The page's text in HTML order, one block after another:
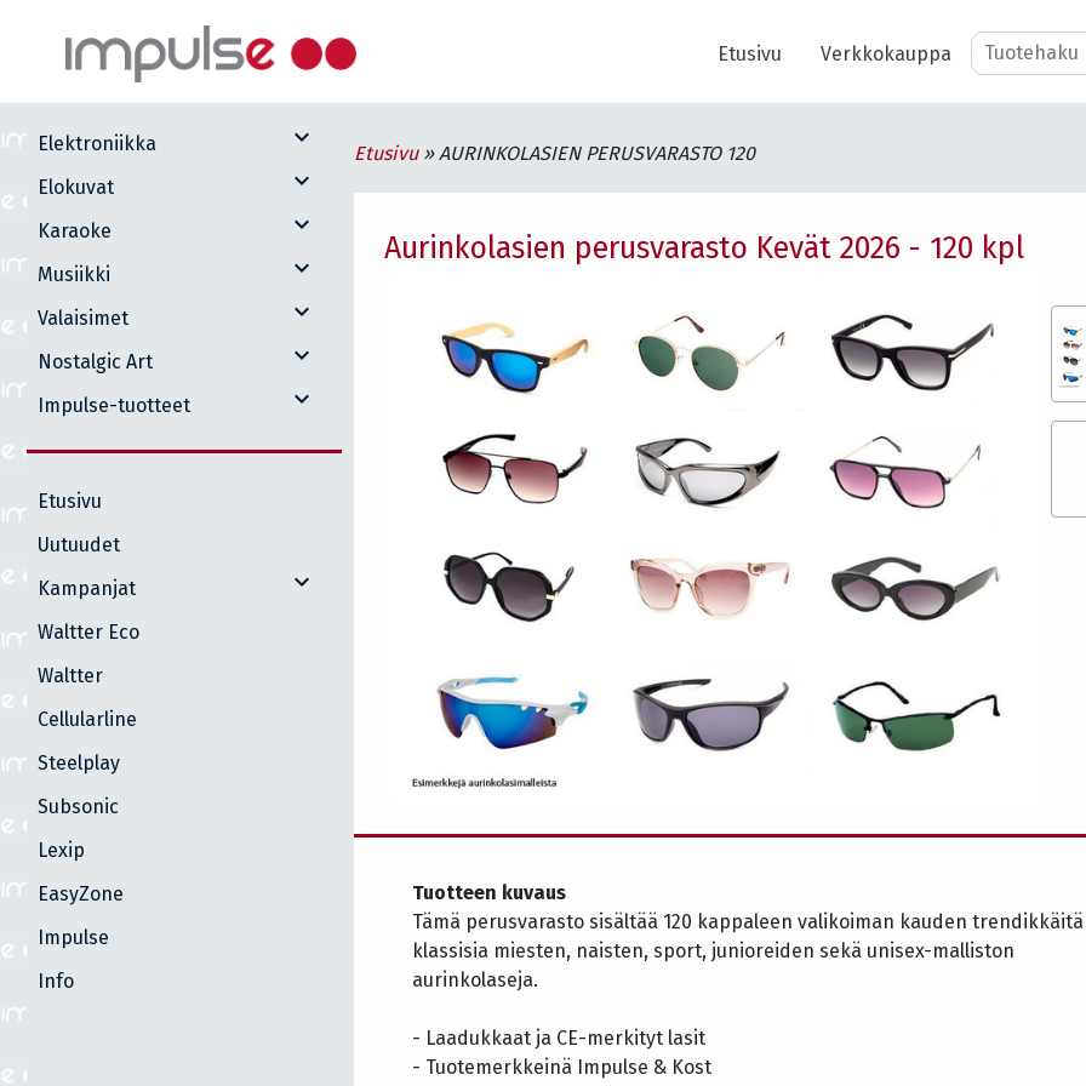
Etusivu Verkkokauppa
Etusivu »AURINKOLASIEN PERUSVARASTO 120
Aurinkolasien perusvarasto Kevät 2026 - 120 kpl
Tuotteen kuvaus
Tämä perusvarasto sisältää 120 kappaleen valikoiman kauden
klassisia miesten, naisten, sport, junioreiden sekä unisex-malliston
aurinkolaseja.
- Laadukkaat ja CE-merkityt lasit
- Tuotemerkkeinä Impulse & Kost
Elektroniikka expand_more
Elokuvat expand_more
Karaoke expand_more
Musiikki expand_more
Valaisimet expand_more
Nostalgic Art expand_more
Impulse-tuotteet expand_more
Etusivu
Uutuudet
Kampanjat
expand_more
Waltter Eco
Waltter
Cellularline
Steelplay
Subsonic
Lexip
EasyZone
Impulse
Info